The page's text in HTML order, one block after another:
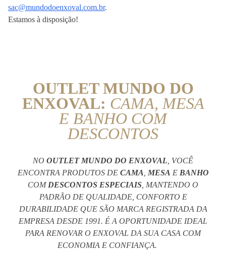
sac@mundodoenxoval.com.br.
Estamos à disposição!
OUTLET MUNDO DO
ENXOVAL: CAMA, MESA
E BANHO COM
DESCONTOS
NO OUTLET MUNDO DO ENXOVAL , VOCÊ
ENCONTRA PRODUTOS DE CAMA MESA E BANHO
COM DESCONTOS ESPECIAIS , MANTENDO O
PADRÃO DE QUALIDADE, CONFORTO E
DURABILIDADE QUE SÃO MARCA REGISTRADA DA
EMPRESA DESDE 1991. É A OPORTUNIDADE IDEAL
PARA RENOVAR O ENXOVAL DA SUA CASA COM
ECONOMIA E CONFIANÇA.